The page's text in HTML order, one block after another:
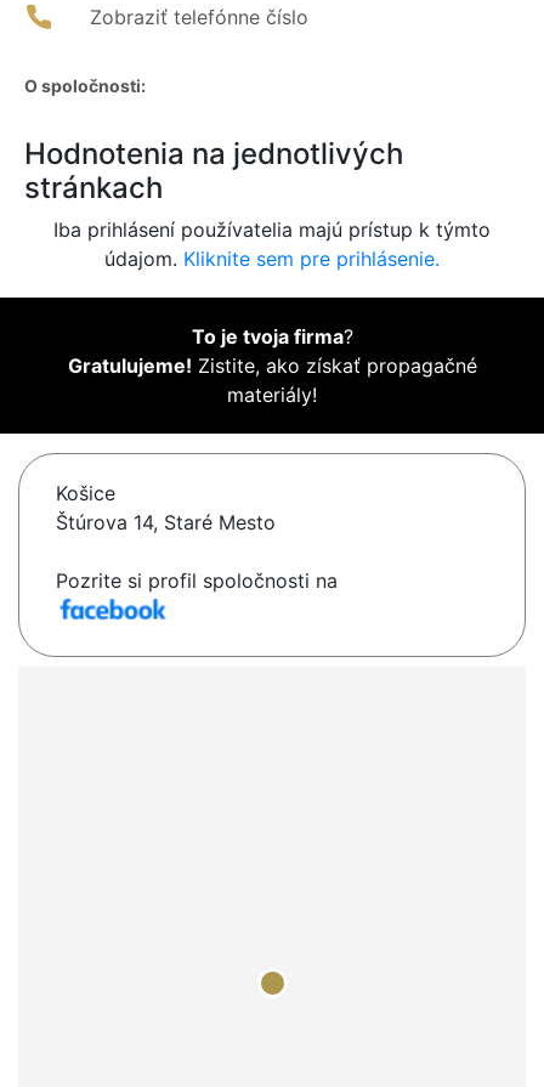
Zobraziť telefónne číslo
O spoločnosti:
Hodnotenia na jednotlivých
stránkach
Iba prihlásení používatelia majú prístup k týmto
údajom. Kliknite sem pre prihlásenie.
To je tvoja firma?
Gratulujeme! Zistite, ako získať propagačné
materiály!
Košice
Štúrova 14, Staré Mesto
Pozrite si profil spoločnosti na